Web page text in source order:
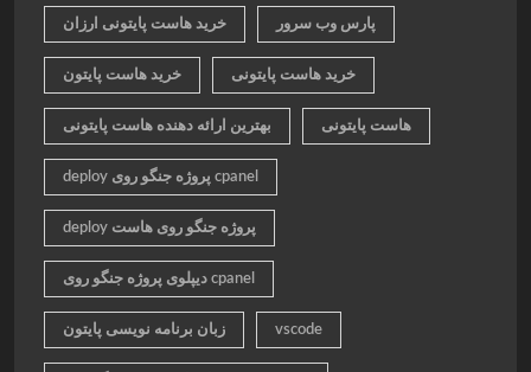
خرید هاست پایتونی ارزان پارس وب سرور
خرید هاست پایتون خرید هاست پایتونی
بهترین ارائه دهنده هاست پایتونی هاست پایتونی
deploy پروژه جنگو روی cpanel
deploy پروژه جنگو روی هاست
دیپلوی پروژه جنگو روی cpanel
زبان برنامه نویسی پایتون vscode